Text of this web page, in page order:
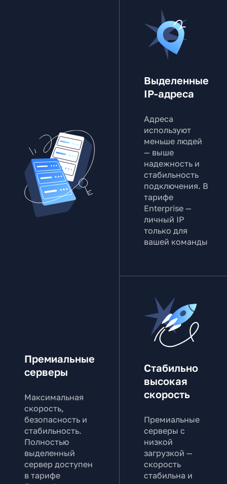
Премиальные
серверы
Максимальная
скорость,
безопасность и
стабильность.
Полностью
выделенный
сервер доступен
в тарифе
Выделенные
IP-адреса
Адреса
используют
меньше людей
— выше
надежность и
стабильность
подключения. В
тарифе
Enterprise —
личный IP
только для
вашей команды
Стабильно
высокая
скорость
Премиальные
серверы с
низкой
загрузкой —
скорость
стабильна и